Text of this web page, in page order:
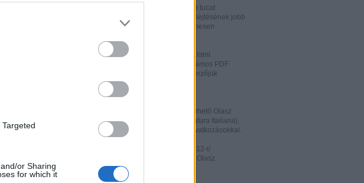
or Sharing
for which it
2.495 e-könyv, 6.320 zenei darab, több tucat
hangoskönyv segíthet az olasz nyelv kiejtésének jobb
elsajátításában. Valamennyi file ingyenesen
http://www.letteraturaitaliana.net/index.html
Az előzőhöz nagyon hasonló oldal, számos PDF
formátumú olasz irodalmi művel és szerzőjük
életrajzával gazdagítva.
Antonio Piromalli ingyenesen hozzáférhető Olasz
irodalomtörténet-e (Storia della Letteratura Italiana),
digitális keresőprogrammal és hiperhivatkozásokkal.
http://www3.unibo.it/boll900/numeri/2012-i/
«Bollettino '900». A Bolognai Egyetem Olasz
Tanszékének online folyóirata.